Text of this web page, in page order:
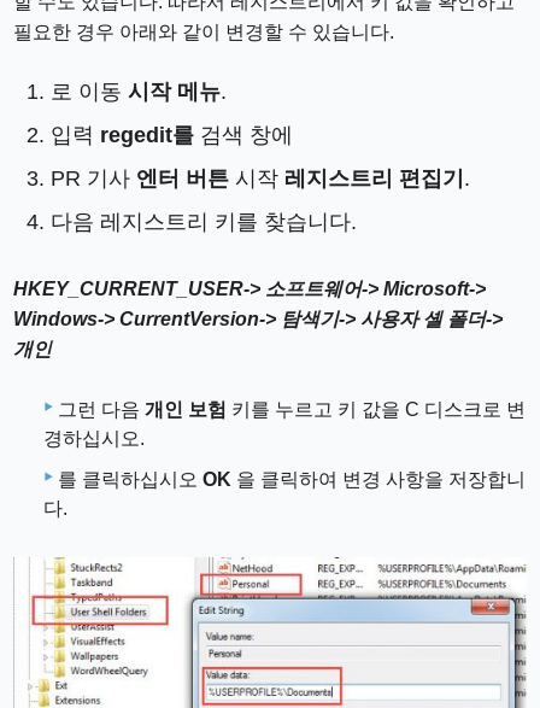
필요한 경우 아래와 같이 변경할 수 있습니다.
로 이동시작 메뉴.
입력 regedit를 검색 창에
PR 기사 엔터 버튼 시작 레지스트리 편집기 .
다음 레지스트리 키를 찾습니다.
HKEY_CURRENT_USER-> 소프트웨어-> Microsoft-> ​​
Windows-> CurrentVersion-> 탐색기-> 사용자 셸 폴더->
개인
그런 다음 개인 보험 키를 누르고 키 값을 C 디스크로 변
경하십시오.
를 클릭하십시오 OK 을 클릭하여 변경 사항을 저장합니
다.